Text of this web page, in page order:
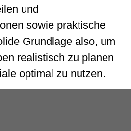
und
sowie praktische
Grundlage also, um
realistisch zu planen
optimal zu nutzen.